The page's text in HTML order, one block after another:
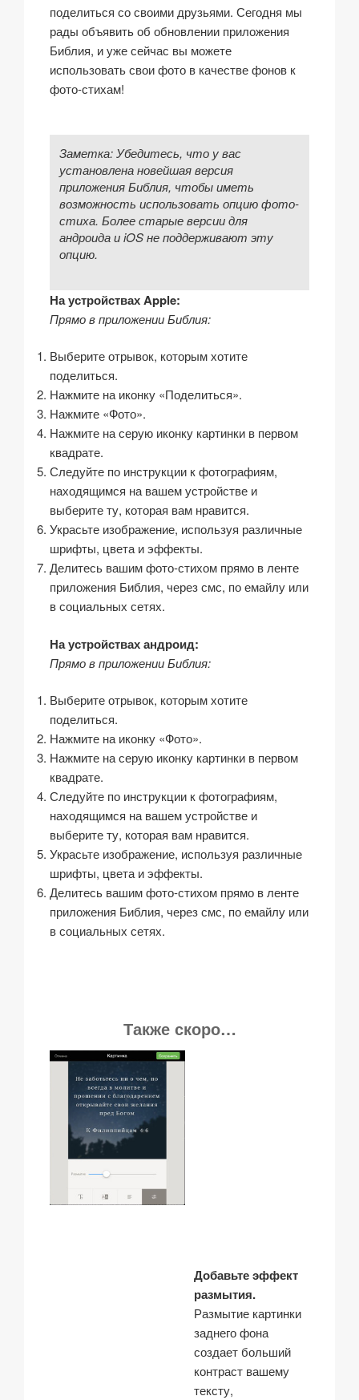
поделиться со своими друзьями. Сегодня мы
рады объявить об обновлении приложения
Библия, и уже сейчас вы можете
использовать свои фото в качестве фонов к
фото-стихам!
Заметка: Убедитесь, что у вас
установлена новейшая версия
приложения Библия, чтобы иметь
возможность использовать опцию фото-
стиха. Более старые версии для
андроида и iOS не поддерживают эту
опцию.
На устройствах Apple:
Прямо в приложении Библия:
Выберите отрывок, которым хотите
поделиться.
Нажмите на иконку «Поделиться».
Нажмите «Фото».
Нажмите на серую иконку картинки в первом
квадрате.
Следуйте по инструкции к фотографиям,
находящимся на вашем устройстве и
выберите ту, которая вам нравится.
Украсьте изображение, используя различные
шрифты, цвета и эффекты.
Делитесь вашим фото-стихом прямо в ленте
приложения Библия, через смс, по емайлу или
в социальных сетях.
На устройствах андроид:
Прямо в приложении Библия:
Выберите отрывок, которым хотите
поделиться.
Нажмите на иконку «Фото».
Нажмите на серую иконку картинки в первом
квадрате.
Следуйте по инструкции к фотографиям,
находящимся на вашем устройстве и
выберите ту, которая вам нравится.
Украсьте изображение, используя различные
шрифты, цвета и эффекты.
Делитесь вашим фото-стихом прямо в ленте
приложения Библия, через смс, по емайлу или
в социальных сетях.
Также скоро…
Добавьте эффект
размытия.
Размытие картинки
заднего фона
создает больший
контраст вашему
тексту,